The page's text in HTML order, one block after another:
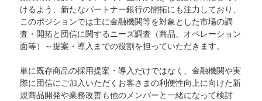
けるよう、新たなパートナー銀行の開拓にも注力しており、
このポジションでは主に金融機関等を対象とした市場の調
査・開拓と団信に関するニーズ調査（商品、オペレーション
面等）～提案・導入までの役割を担っていただきます。
単に既存商品の採用提案・導入だけではなく、金融機関や実
際に団信にご加入いただくお客さまの利便性向上に向けた新
規商品開発や業務改善も他のメンバーと一緒になって検討